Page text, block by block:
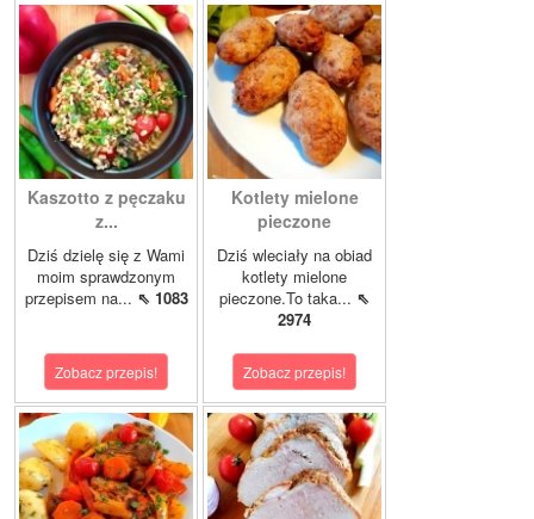
Kaszotto z pęczaku
z...
Dziś dzielę się z Wami
moim sprawdzonym
przepisem na... ⇖ 1083
Zobacz przepis!
Kotlety mielone
pieczone
Dziś wleciały na obiad
kotlety mielone
pieczone.To taka... ⇖
2974
Zobacz przepis!